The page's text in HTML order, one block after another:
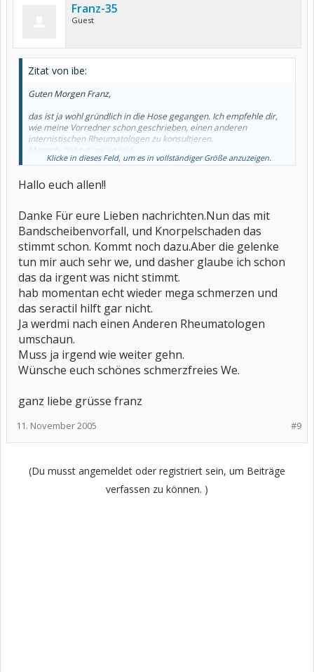
Franz-35
Guest
Zitat von ibe:
Guten Morgen Franz,
das ist ja wohl gründlich in die Hose gegangen. Ich empfehle dir,
wie meine Vorredner schon geschrieben, einen anderen
internistischen Rheumatologen zu konsultieren.
Mensch, das tut mir so leid.
Klicke in dieses Feld, um es in vollständiger Größe anzuzeigen.
Hallo euch allen!!
Danke Für eure Lieben nachrichten.Nun das mit
Bandscheibenvorfall, und Knorpelschaden das
stimmt schon. Kommt noch dazu.Aber die gelenke
tun mir auch sehr we, und dasher glaube ich schon
das da irgent was nicht stimmt.
hab momentan echt wieder mega schmerzen und
das seractil hilft gar nicht.
Ja werdmi nach einen Anderen Rheumatologen
umschaun.
Muss ja irgend wie weiter gehn.
Wünsche euch schönes schmerzfreies We.
ganz liebe grüsse franz
#9
11. November 2005
(Du musst angemeldet oder registriert sein, um Beiträge
verfassen zu können. )